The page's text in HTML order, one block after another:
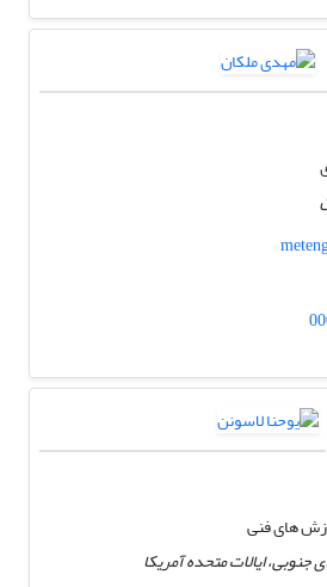
های فنی
جنوبی، ایالات متحده آمریکا